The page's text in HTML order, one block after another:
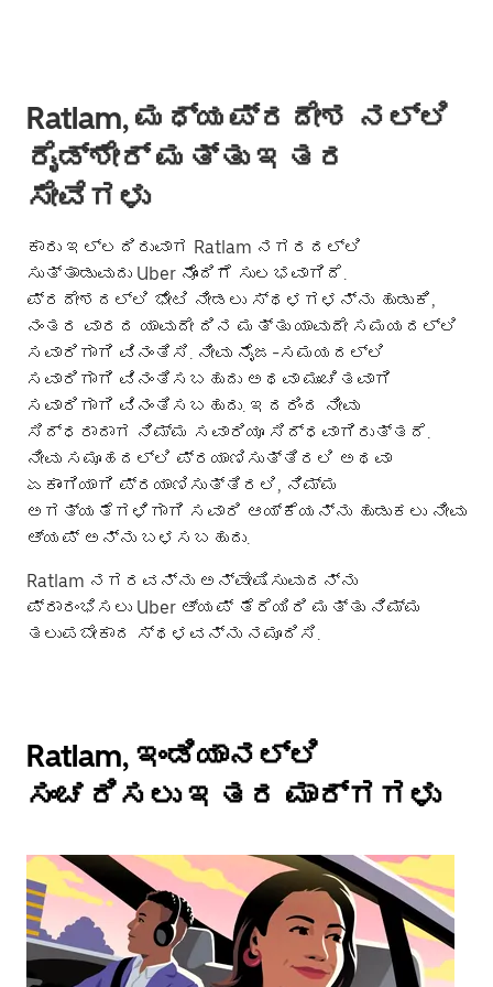
Ratlam, ಮಧ್ಯಪ್ರದೇಶ ನಲ್ಲಿ
ರೈಡ್‌ಶೇರ್ ಮತ್ತು ಇತರ
ಸೇವೆಗಳು
ಕಾರು ಇಲ್ಲದಿರುವಾಗ Ratlam ನಗರದಲ್ಲಿ
ಸುತ್ತಾಡುವುದು Uber ನೊಂದಿಗೆ ಸುಲಭವಾಗಿದೆ.
ಪ್ರದೇಶದಲ್ಲಿ ಭೇಟಿ ನೀಡಲು ಸ್ಥಳಗಳನ್ನು ಹುಡುಕಿ,
ನಂತರ ವಾರದ ಯಾವುದೇ ದಿನ ಮತ್ತು ಯಾವುದೇ ಸಮಯದಲ್ಲಿ
ಸವಾರಿಗಾಗಿ ವಿನಂತಿಸಿ. ನೀವು ನೈಜ-ಸಮಯದಲ್ಲಿ
ಸವಾರಿಗಾಗಿ ವಿನಂತಿಸಬಹುದು ಅಥವಾ ಮುಂಚಿತವಾಗಿ
ಸವಾರಿಗಾಗಿ ವಿನಂತಿಸಬಹುದು. ಇದರಿಂದ ನೀವು
ಸಿದ್ಧರಾದಾಗ ನಿಮ್ಮ ಸವಾರಿಯೂ ಸಿದ್ಧವಾಗಿರುತ್ತದೆ.
ನೀವು ಸಮೂಹದಲ್ಲಿ ಪ್ರಯಾಣಿಸುತ್ತಿರಲಿ ಅಥವಾ
ಏಕಾಂಗಿಯಾಗಿ ಪ್ರಯಾಣಿಸುತ್ತಿರಲಿ, ನಿಮ್ಮ
ಅಗತ್ಯತೆಗಳಿಗಾಗಿ ಸವಾರಿ ಆಯ್ಕೆಯನ್ನು ಹುಡುಕಲು ನೀವು
ಆ್ಯಪ್ ಅನ್ನು ಬಳಸಬಹುದು.
Ratlam ನಗರವನ್ನು ಅನ್ವೇಷಿಸುವುದನ್ನು
ಪ್ರಾರಂಭಿಸಲು Uber ಆ್ಯಪ್ ತೆರೆಯಿರಿ ಮತ್ತು ನಿಮ್ಮ
ತಲುಪಬೇಕಾದ ಸ್ಥಳವನ್ನು ನಮೂದಿಸಿ.
Ratlam, ಇಂಡಿಯಾನಲ್ಲಿ
ಸಂಚರಿಸಲು ಇತರ ಮಾರ್ಗಗಳು